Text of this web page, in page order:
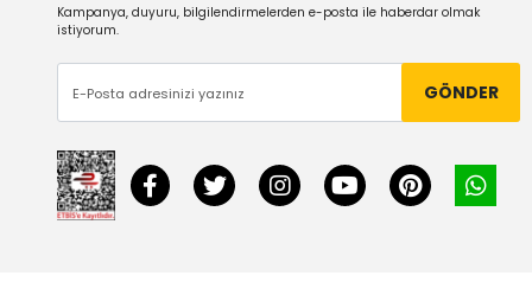
Kampanya, duyuru, bilgilendirmelerden e-posta ile haberdar olmak
istiyorum.
GÖNDER